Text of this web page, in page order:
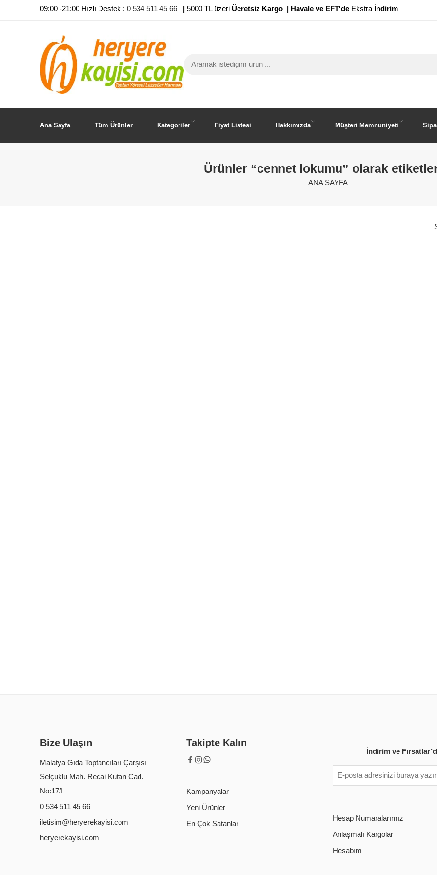
09:00 -21:00 Hızlı Destek : 0 534 511 45 66 5000 TL üzeri Ücretsiz Kargo | Havale ve EFT'de Ekstra İndirim
Ana Sayfa Tüm Ürünler Kategoriler Fiyat Listesi Hakkımızda Müşteri Memnuniyeti
Ürünler “cennet lokumu” olarak
ANA SAYFA
Bize Ulaşın
Malatya Gıda Toptancıları Çarşısı
Selçuklu Mah. Recai Kutan Cad.
No:17/I
0 534 511 45 66
iletisim@heryerekayisi.com
heryerekayisi.com
Takipte Kalın
Kampanyalar
Yeni Ürünler
En Çok Satanlar
İndirim ve
Hesap Numaralarımız
Anlaşmalı Kargolar
Hesabım